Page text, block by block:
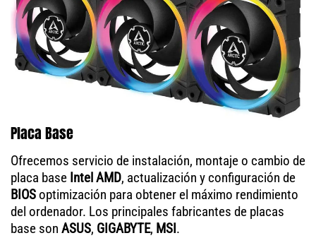
Placa Base
Ofrecemos servicio de instalación, montaje o cambio de
placa base Intel AMD, actualización y configuración de
BIOSoptimización para obtener el máximo rendimiento
del ordenador. Los principales fabricantes de placas
base son ASUS, GIGABYTE, MSI.